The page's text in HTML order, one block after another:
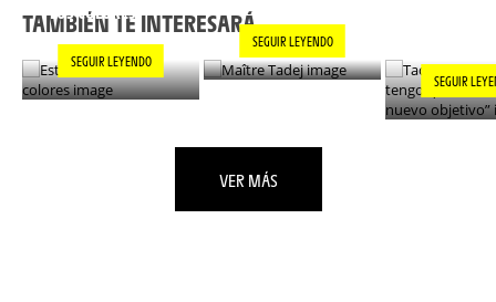
TAMBIÉN TE INTERESARÁ...
LOS COLORES
SEGUIR LEYENDO
SEGUIR LEYENDO
SEGUIR
VER MÁS